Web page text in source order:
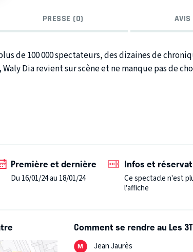
PRESSE (0)
de 100 000 spectateurs, des dizaines de
Dia revient sur scène et ne manque pas de
Première et dernière
Du 16/01/24 au 18/01/24
Infos et
Ce spectacle n'est
l’affiche
Comment se rendre au Les
Jean Jaurès